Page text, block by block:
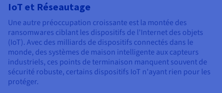
IoT et Réseautage
Une autre préoccupation croissante est la montée des
ransomwares ciblant les dispositifs de l'Internet des objets
(IoT). Avec des milliards de dispositifs connectés dans le
monde, des systèmes de maison intelligente aux capteurs
industriels, ces points de terminaison manquent souvent de
sécurité robuste, certains dispositifs IoT n'ayant rien pour les
protéger.